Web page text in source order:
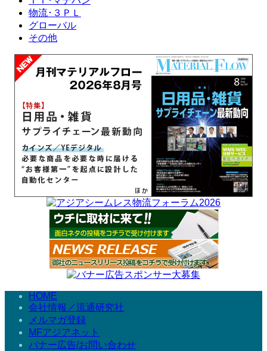
物流･３ＰＬ
グローバル
その他
HOME
会社情報／流通研究社
メルマガ登録
MFアジアネット
バナー広告/お問い合わせ